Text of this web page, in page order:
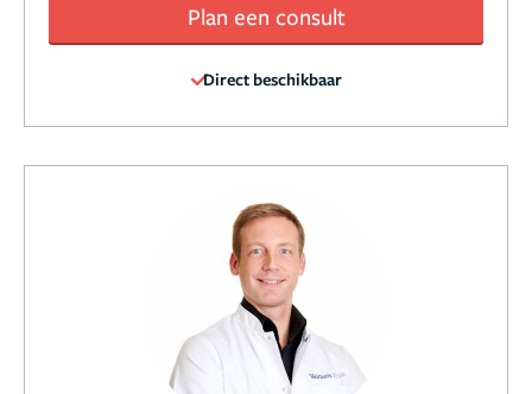
Plan een consult
Direct beschikbaar